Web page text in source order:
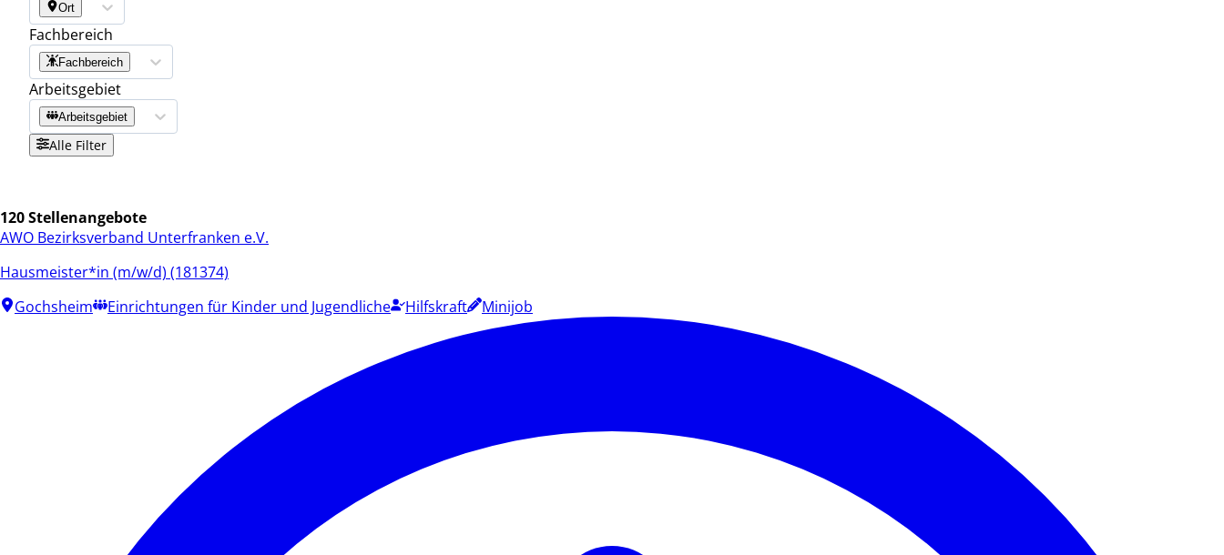
Ort
Fachbereich
Fachbereich
Arbeitsgebiet
Arbeitsgebiet
Alle Filter
120 Stellenangebote
AWO Bezirksverband Unterfranken e.V.
Hausmeister*in (m/w/d) (181374)
Gochsheim
Einrichtungen für Kinder und Jugendliche Hilfskraft Minijob